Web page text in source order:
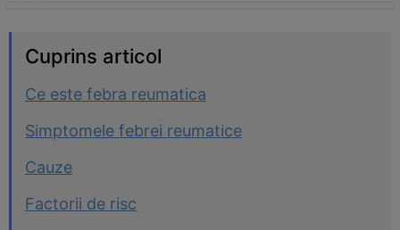
Cuprins articol
Ce este febra reumatica
Simptomele febrei reumatice
Cauze
Factorii de risc